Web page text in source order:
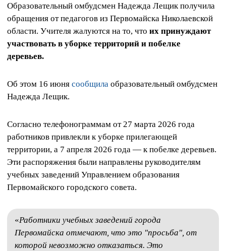
Образовательный омбудсмен Надежда Лещик получила
обращения от педагогов из Первомайска Николаевской
области. Учителя жалуются на то, что их принуждают
участвовать в уборке территорий и побелке
деревьев.
Об этом 16 июня сообщила образовательный омбудсмен
Надежда Лещик.
Согласно телефонограммам от 27 марта 2026 года
работников привлекли к уборке прилегающей
территории, а 7 апреля 2026 года — к побелке деревьев.
Эти распоряжения были направлены руководителям
учебных заведений Управлением образования
Первомайского городского совета.
«Работники учебных заведений города
Первомайска отмечают, что это "просьба", от
которой невозможно отказаться. Это